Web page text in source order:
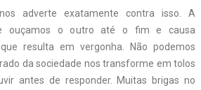
adverte exatamente contra isso. A
ouçamos o outro até o fim e causa
resulta em vergonha. Não podemos
da sociedade nos transforme em tolos
antes de responder. Muitas brigas no